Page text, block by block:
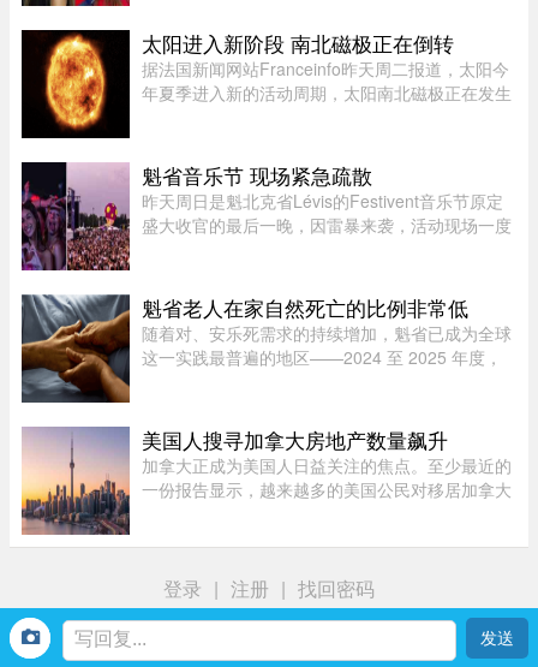
时尚圈。然而，爆红背后却伴随争议，她多次因拍
摄风格被质疑将未成年孩童 ...
太阳进入新阶段 南北磁极正在倒转
据法国新闻网站Franceinfo昨天周二报道，太阳今
年夏季进入新的活动周期，太阳南北磁极正在发生
南磁极，南磁极则转变为北 ...
魁省音乐节 现场紧急疏散
昨天周日是魁北克省Lévis的Festivent音乐节原定
盛大收官的最后一晚，因雷暴来袭，活动现场一度
Festivent场地因此暂时关闭。 ...
魁省老人在家自然死亡的比例非常低
随着对、安乐死需求的持续增加，魁省已成为全球
这一实践最普遍的地区——2024 至 2025 年度，
尊严离世这方面，魁省的表现 ...
美国人搜寻加拿大房地产数量飙升
加拿大正成为美国人日益关注的焦点。至少最近的
一份报告显示，越来越多的美国公民对移居加拿大
登录 | 注册 | 找回密码
首页 生活